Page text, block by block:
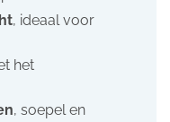
, ideaal voor
het
, soepel en